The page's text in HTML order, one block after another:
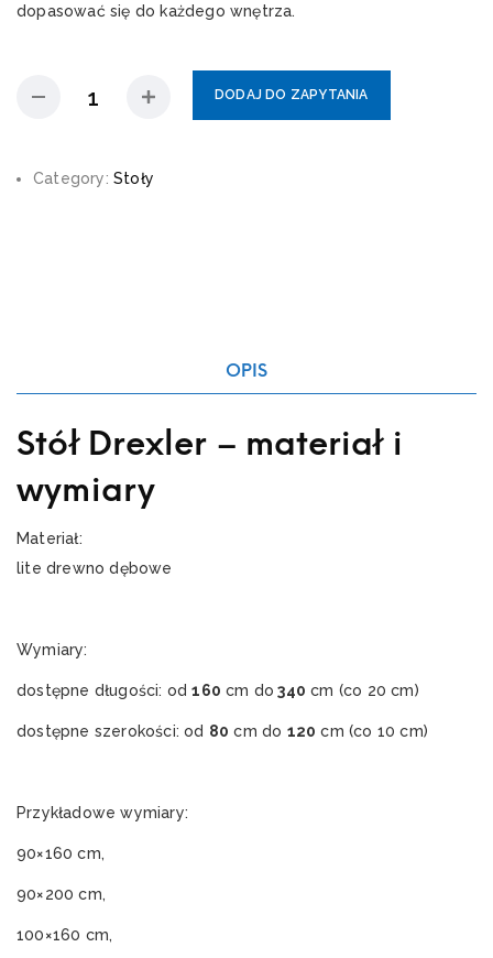
dopasować się do każdego wnętrza.
DODAJ DO ZAPYTANIA
Category: Stoły
OPIS
Stół Drexler – materiał i
wymiary
Materiał:
lite drewno dębowe
Wymiary:
dostępne długości: od160 cm do 340 cm (co 20 cm)
dostępne szerokości: od 80 cm do 120 cm (co 10 cm)
Przykładowe wymiary:
90×160 cm,
90×200 cm,
100×160 cm,